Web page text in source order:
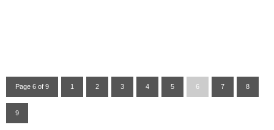
Page 6 of 9 1 2 3 4 5 6 7 8
9